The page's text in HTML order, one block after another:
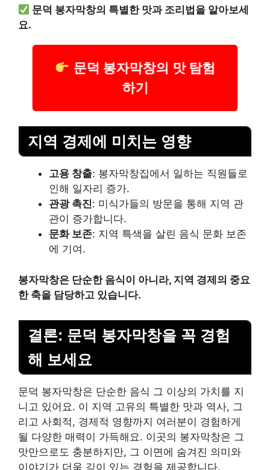
문덕 봉자막창의 특별한 맛과 조리법을 알아보세
요.
문덕 봉자막창의 맛 탐험
하기
지역 경제에 미치는 영향
고용 창출: 봉자막창집에서 일하는 직원들로
인해 일자리 증가.
관광 촉진: 미식가들의 방문을 통해 지역 관
관이 증가합니다.
문화 보존: 지역 특색을 살린 음식 문화 보존
에 기여.
봉자막창은 단순한 음식이 아니라, 지역 경제의 중요
한 축을 담당하고 있습니다.
결론: 문덕 봉자막창을 꼭 경험
해 보세요
문덕 봉자막창은 단순한 음식 그 이상의 가치를 지
니고 있어요. 이 지역 고유의 특별한 맛과 역사, 그
리고 사회적, 경제적 영향까지 여러분이 경험하게
될 다양한 매력이 가득해요. 이곳의 봉자막창은 그
맛만으로도 충분하지만, 그 이면에 숨겨진 의미와
이야기가 더욱 깊이 있는 경험을 제공합니다.